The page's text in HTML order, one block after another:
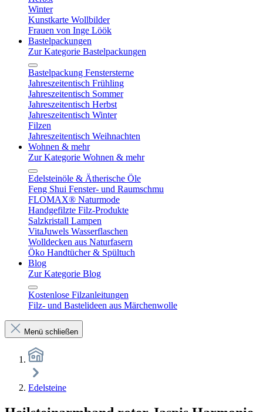
Winter
Kunstkarte Wollbilder
Frauen von Inge Löök
Bastelpackungen
Zur Kategorie Bastelpackungen
Bastelpackung Fenstersterne
Jahreszeitentisch Frühling
Jahreszeitentisch Sommer
Jahreszeitentisch Herbst
Jahreszeitentisch Winter
Filzen
Jahreszeitentisch Weihnachten
Wohnen & mehr
Zur Kategorie Wohnen & mehr
Edelsteinöle & Ätherische Öle
Feng Shui Fenster- und Raumschmu
FLOMAX® Naturmode
Handgefilzte Filz-Produkte
Salzkristall Lampen
VitaJuwels Wasserflaschen
Wolldecken aus Naturfasern
Öko Handtücher & Spültuch
Blog
Zur Kategorie Blog
Kostenlose Filzanleitungen
Filz- und Bastelideen aus Märchenwolle
Menü schließen
Edelsteine